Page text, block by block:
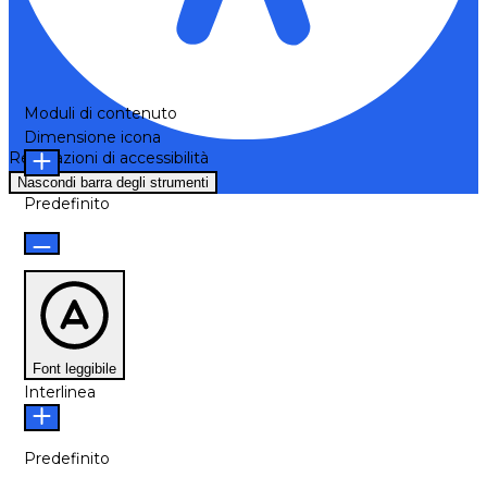
Regolazioni di accessibilità
Nascondi barra degli strumenti
Moduli di contenuto
Dimensione icona
Predefinito
Font leggibile
Interlinea
Predefinito